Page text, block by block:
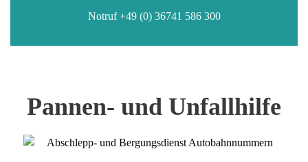
Notruf +49 (0) 36741 586 300
Pannen- und Unfallhilfe